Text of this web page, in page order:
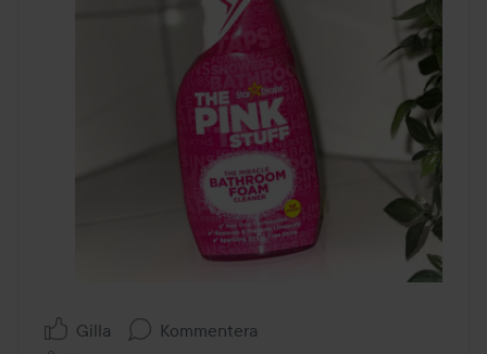
Gilla Kommentera